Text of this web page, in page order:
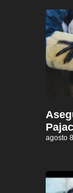
agosto